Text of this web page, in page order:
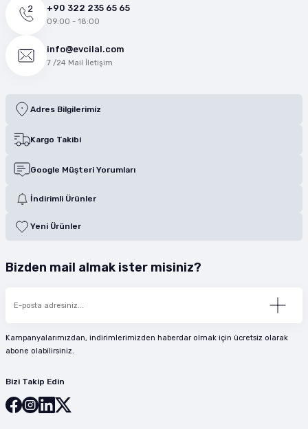
+90 322 235 65 65
09:00 - 18:00
info@evcilal.com
7 /24 Mail İletişim
Adres Bilgilerimiz
Kargo Takibi
Google Müşteri Yorumları
İndirimli Ürünler
Yeni Ürünler
Bizden mail almak ister misiniz?
Kampanyalarımızdan, indirimlerimizden haberdar olmak için ücretsiz olarak
abone olabilirsiniz.
Bizi Takip Edin